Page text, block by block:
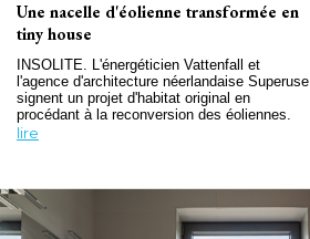
Une nacelle d'éolienne transformée en
tiny house
INSOLITE. L'énergéticien Vattenfall et
l'agence d'architecture néerlandaise Superuse
signent un projet d'habitat original en
procédant à la reconversion des éoliennes.
lire